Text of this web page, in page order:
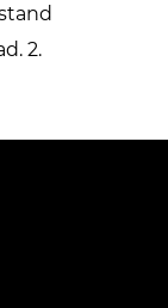
2.